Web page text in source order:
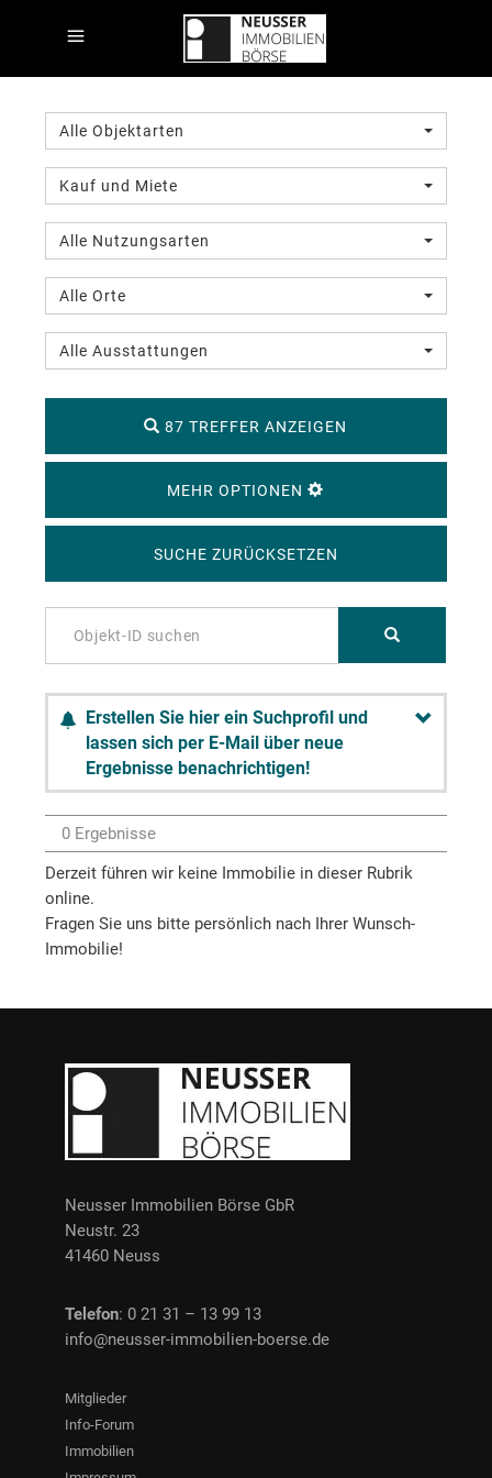
Alle Objektarten
Kauf und Miete
Alle Nutzungsarten
Alle Orte
Alle Ausstattungen
87 TREFFER ANZEIGEN
MEHR OPTIONEN
SUCHE ZURÜCKSETZEN
Erstellen Sie hier ein Suchprofil und
lassen sich per E-Mail über neue
Ergebnisse benachrichtigen!
0 Ergebnisse
Derzeit führen wir keine Immobilie in dieser Rubrik
online.
Fragen Sie uns bitte persönlich nach Ihrer Wunsch-
Immobilie!
Neusser Immobilien Börse GbR
Neustr. 23
41460 Neuss
Telefon: 0 21 31 – 13 99 13
info@neusser-immobilien-boerse.de
Mitglieder
Info-Forum
Immobilien